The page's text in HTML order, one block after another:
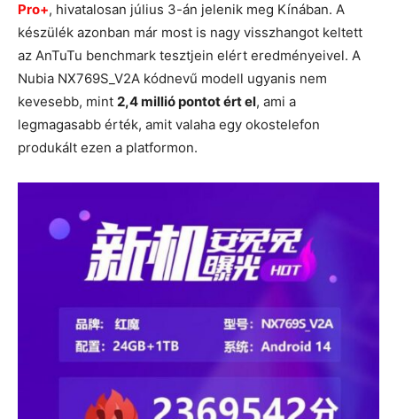
Pro+, hivatalosan július 3-án jelenik meg Kínában. A
készülék azonban már most is nagy visszhangot keltett
az AnTuTu benchmark tesztjein elért eredményeivel. A
Nubia NX769S_V2A kódnevű modell ugyanis nem
kevesebb, mint 2,4 millió pontot ért el, ami a
legmagasabb érték, amit valaha egy okostelefon
produkált ezen a platformon.